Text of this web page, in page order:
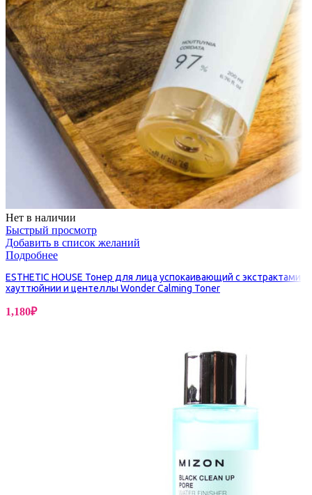
Нет в наличии
Быстрый просмотр
Добавить в список желаний
Подробнее
ESTHETIC HOUSE Тонер для лица успокаивающий с экстрактами
хауттюйнии и центеллы Wonder Calming Toner
1,180₽